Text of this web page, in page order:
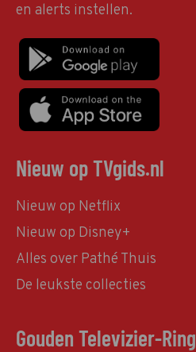
en alerts instellen.
Nieuw op TVgids.nl
Nieuw op Netflix
Nieuw op Disney+
Alles over Pathé Thuis
De leukste collecties
Gouden Televizier-Ring